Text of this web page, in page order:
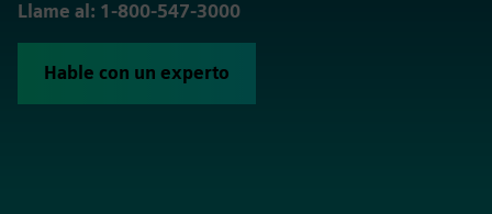
Llame al: 1-800-547-3000
Hable con un experto